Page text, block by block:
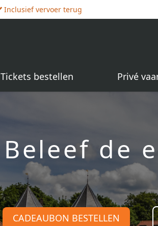
Inclusief vervoer terug
Tickets bestellen Privé
Beleef de
CADEAUBON BESTELLEN